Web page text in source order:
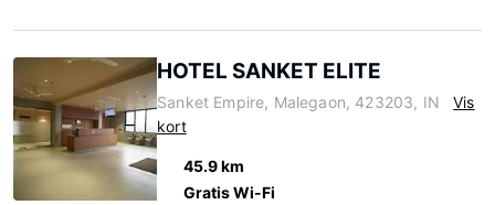
HOTEL SANKET ELITE
Sanket Empire, Malegaon, 423203, IN
Vis
kort
45.9 km
Gratis Wi-Fi